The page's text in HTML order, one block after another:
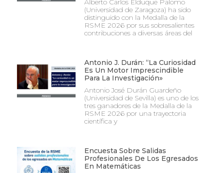
Alberto Carlos Elduque Palomo
(Universidad de Zaragoza) ha sido
distinguido con la Medalla de la
RSME 2026 por sus sobresalientes
contribuciones a diversas áreas del
Antonio J. Durán: “La Curiosidad
Es Un Motor Imprescindible
Para La Investigación»
Antonio José Durán Guardeño
(Universidad de Sevilla) es uno de los
tres ganadores de la Medalla de la
RSME 2026 por una trayectoria
científica y
Encuesta Sobre Salidas
Profesionales De Los Egresados
En Matemáticas